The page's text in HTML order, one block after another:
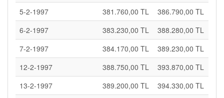
5-2-1997
381.760,00 TL
386.790,00 TL
6-2-1997
383.230,00 TL
388.280,00 TL
7-2-1997
384.170,00 TL
389.230,00 TL
12-2-1997
388.750,00 TL
393.870,00 TL
13-2-1997
389.200,00 TL
394.330,00 TL